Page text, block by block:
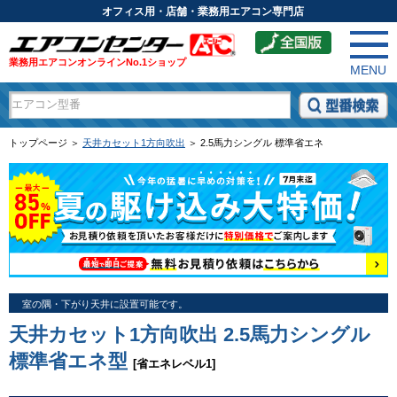
オフィス用・店舗・業務用エアコン専門店
業務用エアコンオンラインNo.1ショップ
MENU
トップページ ＞ 天井カセット1方向吹出 ＞ 2.5馬力シングル 標準省エネ
室の隅・下がり天井に設置可能です。
天井カセット1方向吹出 2.5馬力シングル
標準省エネ型 [省エネレベル1]